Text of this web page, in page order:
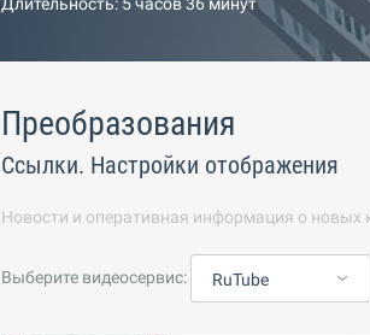
Преобразования
Ссылки. Настройки отображения
Новости и оперативная информация о новых
Выберите видеосервис: RuTube